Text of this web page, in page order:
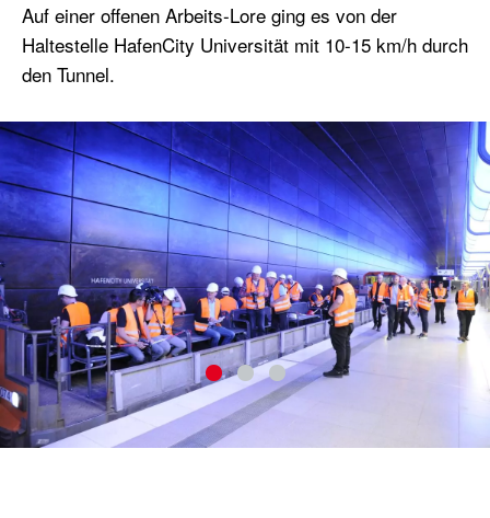
Auf einer offenen Arbeits-Lore ging es von der
Haltestelle HafenCity Universität mit 10-15 km/h durch
den Tunnel.